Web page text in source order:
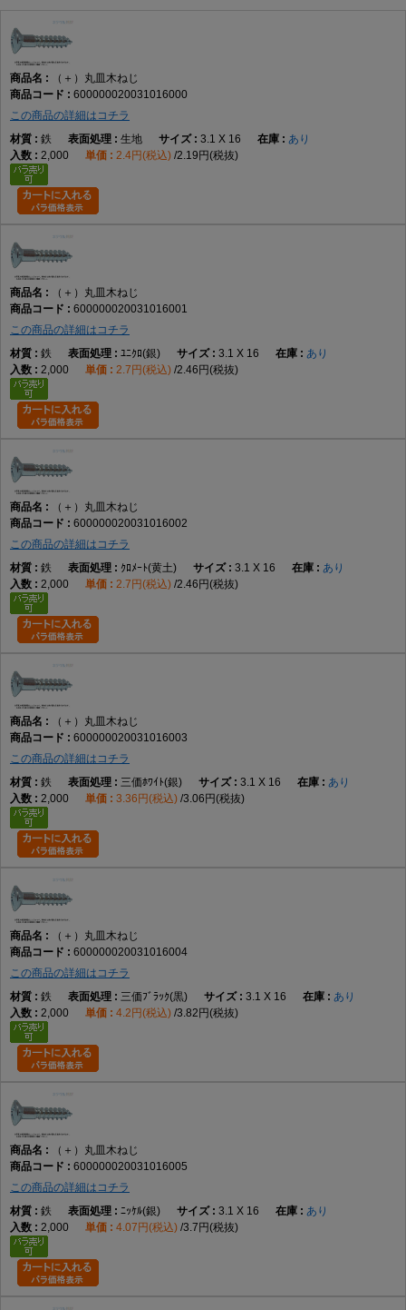
（＋）丸皿木ねじ
600000020031016000
この商品の詳細はコチラ
鉄
生地 3.1 X 16
あり
2,000
2.4円(税込) 2.19円(税抜)
（＋）丸皿木ねじ
600000020031016001
この商品の詳細はコチラ
鉄
ﾕﾆｸﾛ(銀) 3.1 X 16
あり
2,000
2.7円(税込) 2.46円(税抜)
（＋）丸皿木ねじ
600000020031016002
この商品の詳細はコチラ
鉄
ｸﾛﾒｰﾄ(黄土) 3.1 X 16
あり
2,000
2.7円(税込) 2.46円(税抜)
（＋）丸皿木ねじ
600000020031016003
この商品の詳細はコチラ
鉄
三価ﾎﾜｲﾄ(銀) 3.1 X 16
あり
2,000
3.36円(税込) 3.06円(税抜)
（＋）丸皿木ねじ
600000020031016004
この商品の詳細はコチラ
鉄
三価ﾌﾞﾗｯｸ(黒) 3.1 X 16
あり
2,000
4.2円(税込) 3.82円(税抜)
（＋）丸皿木ねじ
600000020031016005
この商品の詳細はコチラ
鉄
ﾆｯｹﾙ(銀) 3.1 X 16
あり
2,000
4.07円(税込) 3.7円(税抜)